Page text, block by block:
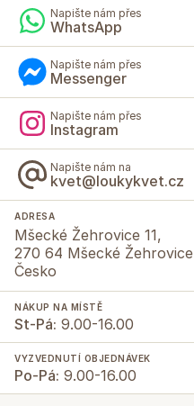
Napište nám přes
WhatsApp
Napište nám přes
Messenger
Napište nám přes
Instagram
Napište nám na
kvet@loukykvet.cz
ADRESA
Mšecké Žehrovice 11,
270 64 Mšecké Žehrovice
Česko
NÁKUP NA MÍSTĚ
St-Pá: 9.00-16.00
VYZVEDNUTÍ OBJEDNÁVEK
Po-Pá: 9.00-16.00